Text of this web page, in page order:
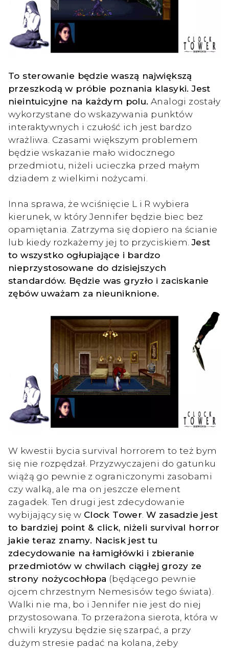
To sterowanie będzie waszą największą
przeszkodą w próbie poznania klasyki. Jest
nieintuicyjne na każdym polu. Analogi zostały
wykorzystane do wskazywania punktów
interaktywnych i czułość ich jest bardzo
wrażliwa. Czasami większym problemem
będzie wskazanie mało widocznego
przedmiotu, niżeli ucieczka przed małym
dziadem z wielkimi nożycami.
Inna sprawa, że wciśnięcie L i R wybiera
kierunek, w który Jennifer będzie biec bez
opamiętania. Zatrzyma się dopiero na ścianie
lub kiedy rozkażemy jej to przyciskiem.Jest
to wszystko ogłupiające i bardzo
nieprzystosowane do dzisiejszych
standardów. Będzie was gryzło i zaciskanie
zębów uważam za nieuniknione.
W kwestii bycia survival horrorem to też bym
się nie rozpędzał. Przyzwyczajeni do gatunku
wiążą go pewnie z ograniczonymi zasobami
czy walką, ale ma on jeszcze element
zagadek. Ten drugi jest zdecydowanie
wybijający się w Clock Tower .W zasadzie jest
to bardziej point & click, niżeli survival horror
jakie teraz znamy. Nacisk jest tu
zdecydowanie na łamigłówki i zbieranie
przedmiotów w chwilach ciągłej grozy ze
strony nożycochłopa (będącego pewnie
ojcem chrzestnym Nemesisów tego świata).
Walki nie ma, bo i Jennifer nie jest do niej
przystosowana. To przerażona sierota, która w
chwili kryzysu będzie się szarpać, a przy
dużym stresie padać na kolana, żeby